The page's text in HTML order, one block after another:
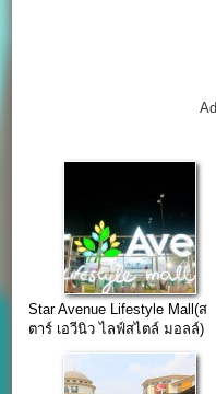
Star Avenue Lifestyle Mall(ส
ตาร์ เอวีนิว ไลฟ์สไตล์ มอลล์)